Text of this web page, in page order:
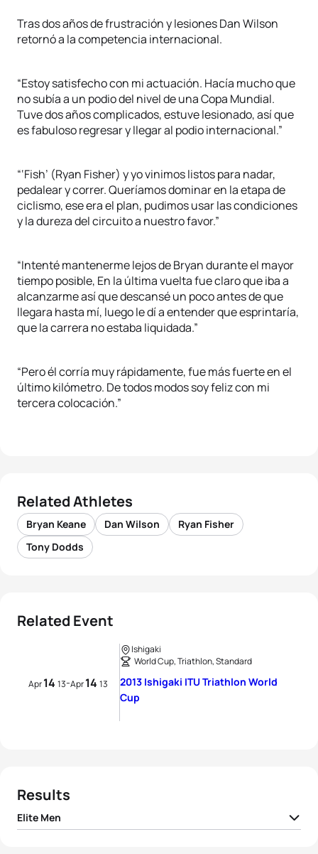
Tras dos años de frustración y lesiones Dan Wilson
retornó a la competencia internacional.
“Estoy satisfecho con mi actuación. Hacía mucho que
no subía a un podio del nivel de una Copa Mundial.
Tuve dos años complicados, estuve lesionado, así que
es fabuloso regresar y llegar al podio internacional.”
“‘Fish’ (Ryan Fisher) y yo vinimos listos para nadar,
pedalear y correr. Queríamos dominar en la etapa de
ciclismo, ese era el plan, pudimos usar las condiciones
y la dureza del circuito a nuestro favor.”
“Intenté mantenerme lejos de Bryan durante el mayor
tiempo posible, En la última vuelta fue claro que iba a
alcanzarme así que descansé un poco antes de que
llegara hasta mí, luego le dí a entender que esprintaría,
que la carrera no estaba liquidada.”
“Pero él corría muy rápidamente, fue más fuerte en el
último kilómetro. De todos modos soy feliz con mi
tercera colocación.”
Related Athletes
Bryan Keane Dan Wilson
Ryan Fisher
Tony Dodds
Related Event
Apr14 13-Apr14 13
Ishigaki
World Cup, Triathlon, Standard
2013 Ishigaki ITU Triathlon World
Cup
Results
Elite Men